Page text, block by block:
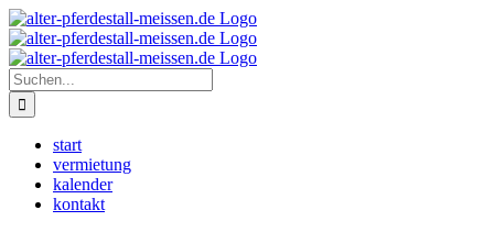
Zum
Inhalt
springen
Instagram
Suche
nach:
start
vermietung
kalender
kontakt